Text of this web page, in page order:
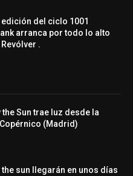
edición del ciclo 1001
arranca por todo lo alto
.
Sun trae luz desde la
(Madrid)
the sun llegarán en unos días